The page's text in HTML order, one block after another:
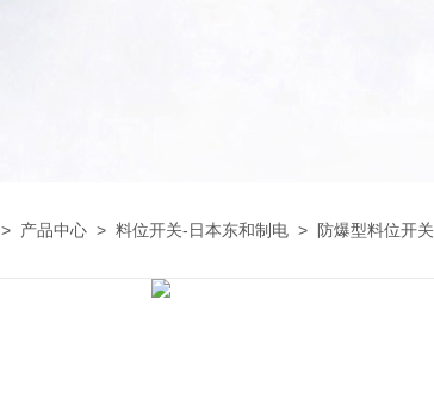
> 产品中心 > 料位开关-日本东和制电 > 防爆型料位开关